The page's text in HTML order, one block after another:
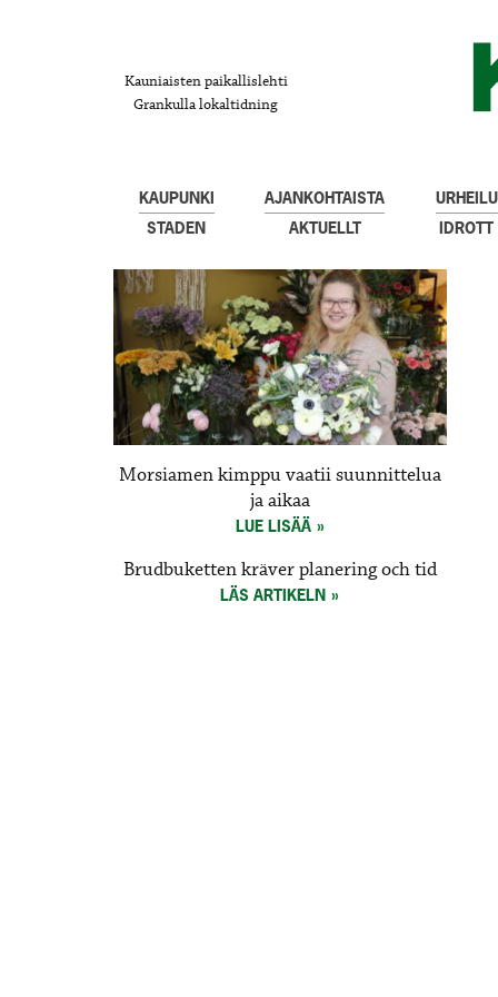
Kauniaisten paikallislehti
Grankulla lokaltidning
KAUPUNKI
STADEN
AJANKOHTAISTA
AKTUELLT
URHEILU
IDROTT
Morsiamen kimppu vaatii suunnittelua
ja aikaa
LUE LISÄÄ
Brudbuketten kräver planering och tid
LÄS ARTIKELN